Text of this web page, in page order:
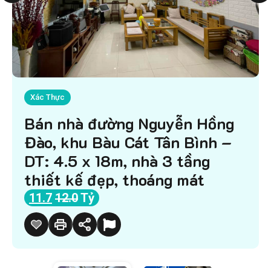
Xác Thực
Bán nhà đường Nguyễn Hồng
Đào, khu Bàu Cát Tân Bình –
DT: 4.5 x 18m, nhà 3 tầng
thiết kế đẹp, thoáng mát
11.7 12.0Tỷ